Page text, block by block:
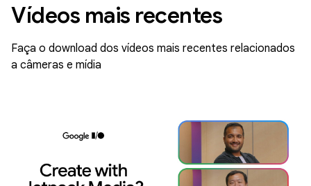
Vídeos mais recentes
Faça o download dos vídeos mais recentes relacionados
a câmeras e mídia